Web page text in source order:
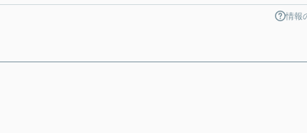
情報